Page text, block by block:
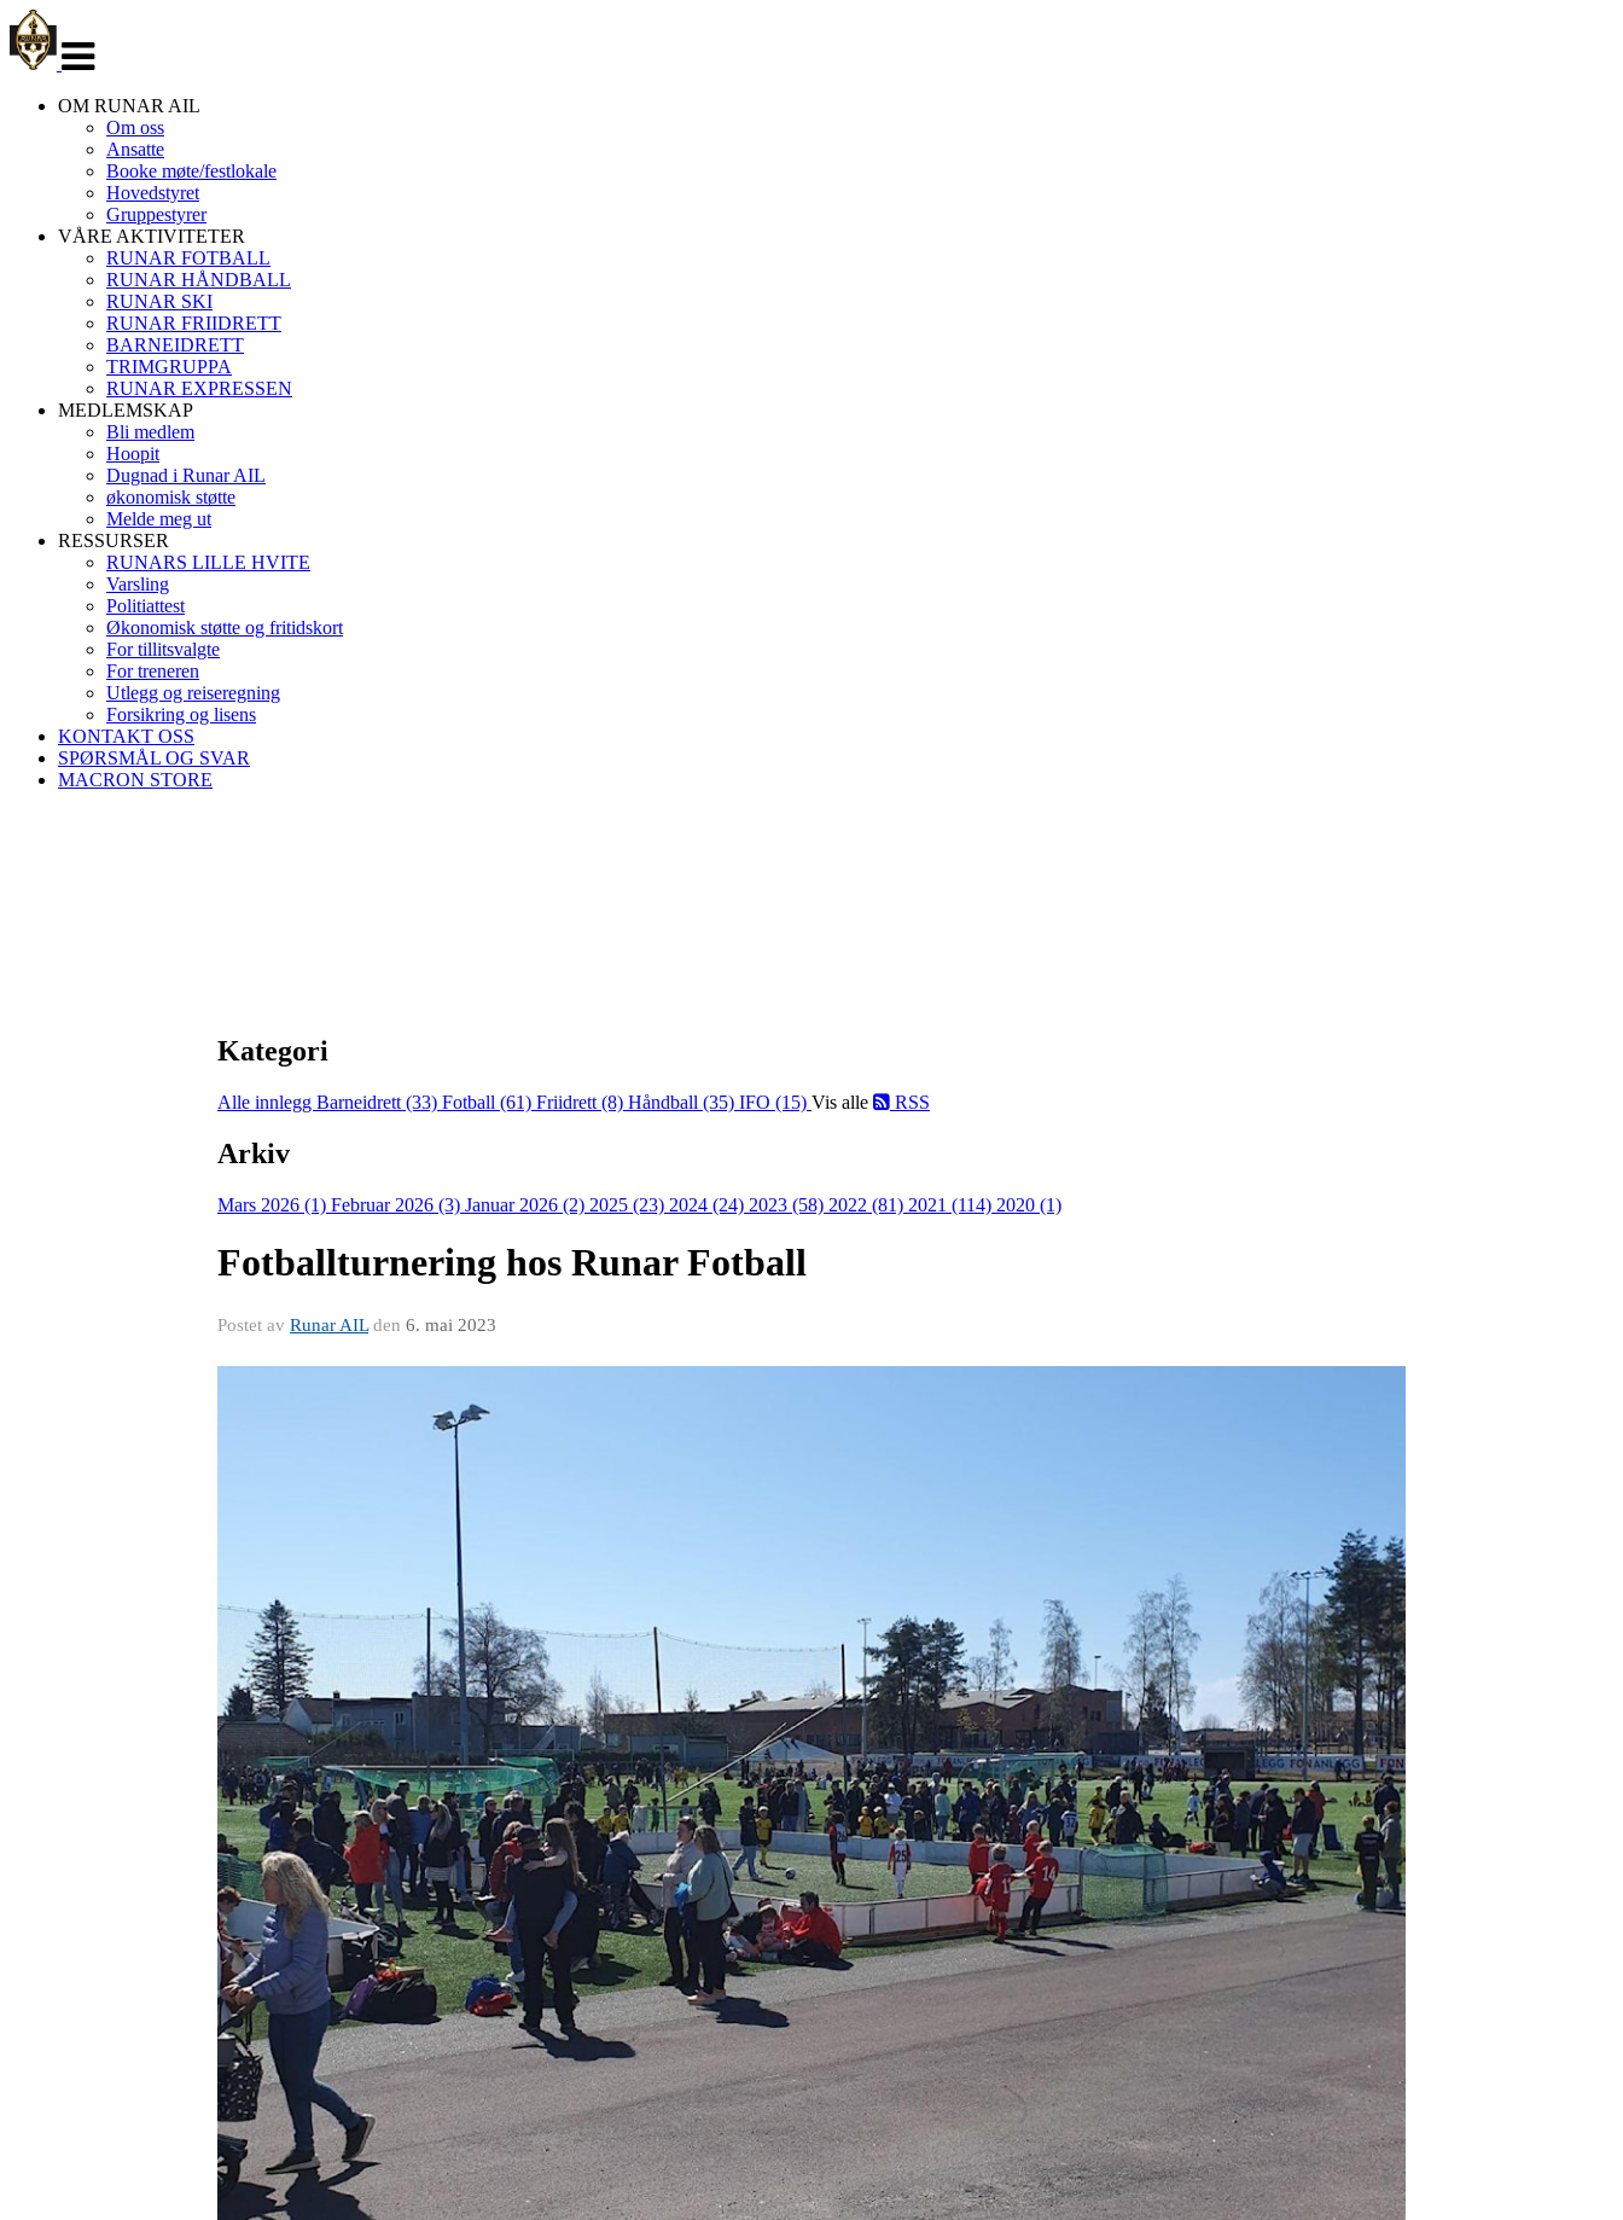
navigasjon
OM RUNAR AIL
Om oss
Ansatte
Booke møte/festlokale
Hovedstyret
Gruppestyrer
VÅRE AKTIVITETER
RUNAR FOTBALL
RUNAR HÅNDBALL
RUNAR SKI
RUNAR FRIIDRETT
BARNEIDRETT
TRIMGRUPPA
RUNAR EXPRESSEN
MEDLEMSKAP
Bli medlem
Hoopit
Dugnad i Runar AIL
økonomisk støtte
Melde meg ut
RESSURSER
RUNARS LILLE HVITE
Varsling
Politiattest
Økonomisk støtte og fritidskort
For tillitsvalgte
For treneren
Utlegg og reiseregning
Forsikring og lisens
KONTAKT OSS
SPØRSMÅL OG SVAR
MACRON STORE
Kategori
Alle innlegg Barneidrett (33) Fotball (61) Friidrett (8) Håndball (35) IFO (15) Vis alle RSS
Arkiv
Mars 2026 (1) Februar 2026 (3) Januar 2026 (2) 2025 (23) 2024 (24) 2023 (58) 2022 (81) 2021 (114) 2020 (1)
Fotballturnering hos Runar Fotball
Postet av Runar AILden 6. mai 2023